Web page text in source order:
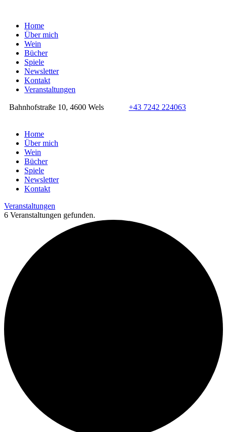
Home
Über mich
Wein
Bücher
Spiele
Newsletter
Kontakt
Veranstaltungen
Bahnhofstraße 10, 4600 Wels +43 7242 224063
Home
Über mich
Wein
Bücher
Spiele
Newsletter
Kontakt
Veranstaltungen
6 Veranstaltungen gefunden.